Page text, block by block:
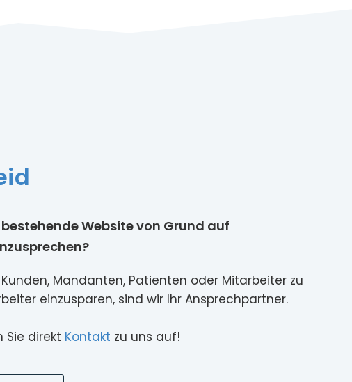
Website von Grund auf
Mandanten, Patienten oder Mitarbeiter zu
einzusparen, sind wir Ihr Ansprechpartner.
Sie direkt Kontakt zu uns auf!